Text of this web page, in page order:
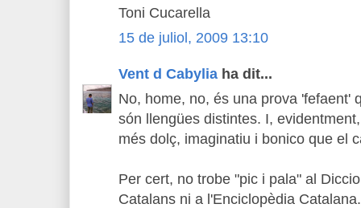
Toni Cucarella
15 de juliol, 2009 13:10
Vent d Cabylia ha dit...
No, home, no, és una prova 'fefaent'
són llengües distintes. I,
més dolç, imaginatiu i bonico que el
Per cert, no trobe "pic i pala" al
Catalans ni a l'Enciclopèdia